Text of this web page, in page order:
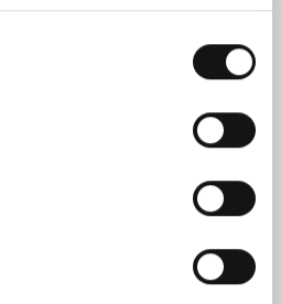
på i Langaard. Hun
til smykker som
henne oppsto, føltes
sammen med
er et samarbeid vi er
Katrine Adler-Gjerde,